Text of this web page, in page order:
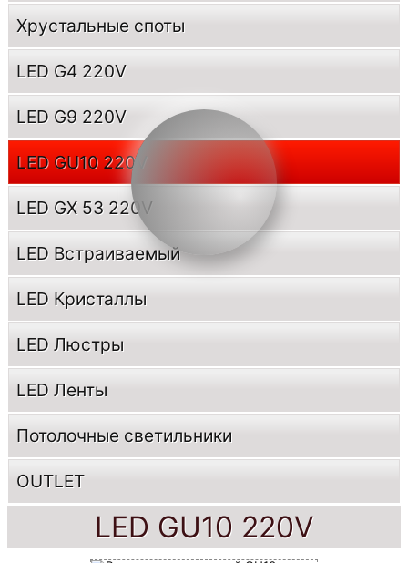
Хрустальные споты
LED G4 220V
LED G9 220V
LED GU10 220V
LED GX 53 220V
LED Встраиваемый
LED Кристаллы
LED Люстры
LED Ленты
Потолочные светильники
OUTLET
LED GU10 220V